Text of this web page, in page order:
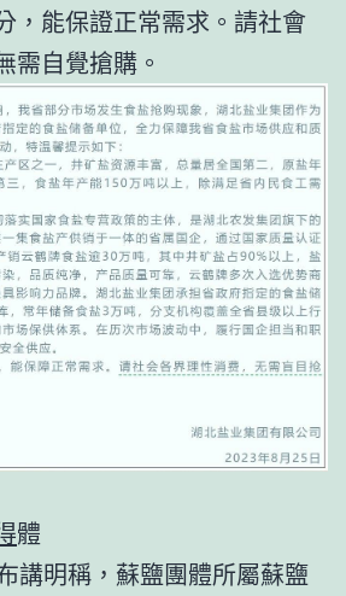
，能保證正常需求。請社會
需自覺搶購。
體
講明稱，蘇鹽團體所屬蘇鹽